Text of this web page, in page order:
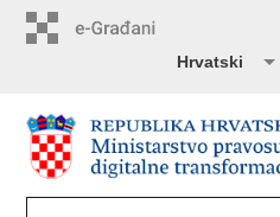
Hrvatski